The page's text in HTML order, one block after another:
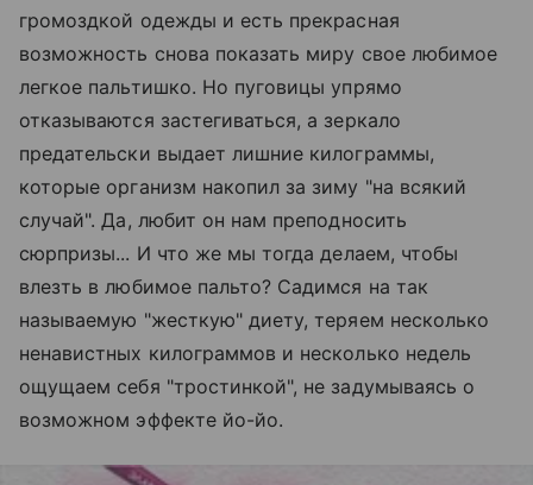
громоздкой одежды и есть прекрасная
возможность снова показать миру свое любимое
легкое пальтишко. Но пуговицы упрямо
отказываются застегиваться, а зеркало
предательски выдает лишние килограммы,
которые организм накопил за зиму "на всякий
случай". Да, любит он нам преподносить
сюрпризы... И что же мы тогда делаем, чтобы
влезть в любимое пальто? Садимся на так
называемую "жесткую" диету, теряем несколько
ненавистных килограммов и несколько недель
ощущаем себя "тростинкой", не задумываясь о
возможном эффекте йо-йо.